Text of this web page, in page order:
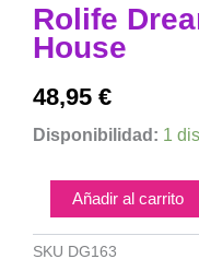
Rolife
House
48,95 €
Disponibilidad: 1
Rolife
House
cantidad
Añadir al carrito
SKU DG163